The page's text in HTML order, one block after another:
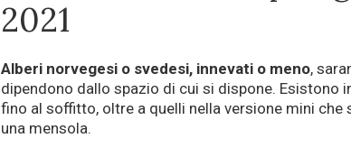
2021
Alberi norvegesi o svedesi, innevati o meno,
dipendono dallo spazio di cui si dispone. Esistono
fino al soffitto, oltre a quelli nella versione mini
una mensola.